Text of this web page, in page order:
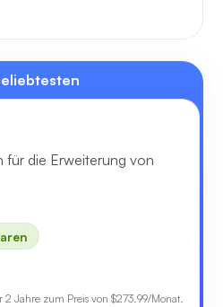
für die Erweiterung von
2 Jahre zum Preis von $273.99/Monat.